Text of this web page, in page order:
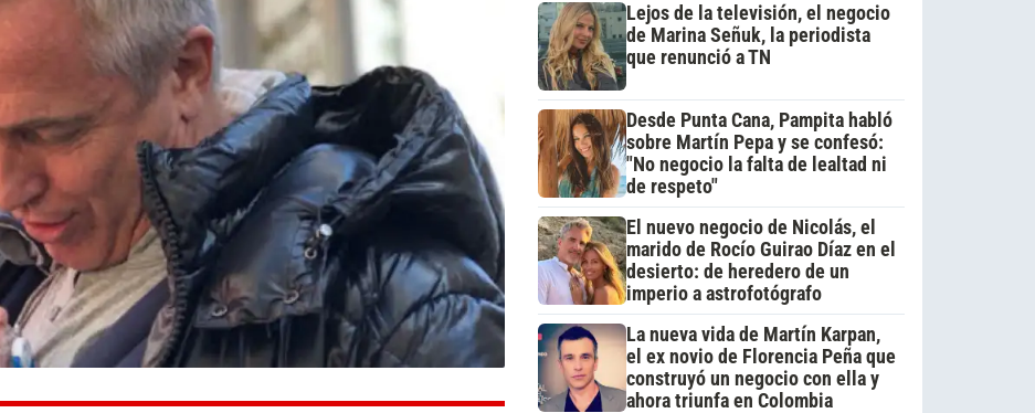
Lejos de la televisión, el negocio
de Marina Señuk, la periodista
que renunció a TN
Desde Punta Cana, Pampita habló
sobre Martín Pepa y se confesó:
"No negocio la falta de lealtad ni
de respeto"
El nuevo negocio de Nicolás, el
marido de Rocío Guirao Díaz en el
desierto: de heredero de un
imperio a astrofotógrafo
La nueva vida de Martín Karpan,
el ex novio de Florencia Peña que
construyó un negocio con ella y
ahora triunfa en Colombia